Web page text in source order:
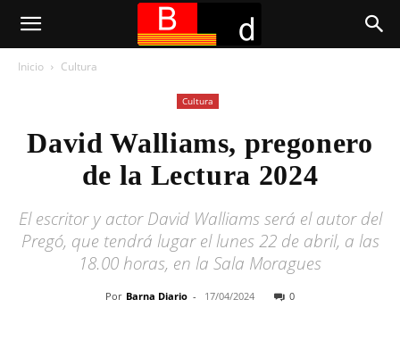
Inicio Cultura
Cultura
David Walliams, pregonero
de la Lectura 2024
El escritor y actor David Walliams será el autor del
Pregó, que tendrá lugar el lunes 22 de abril, a las
18.00 horas, en la Sala Moragues
Por Barna Diario - 17/04/2024 0